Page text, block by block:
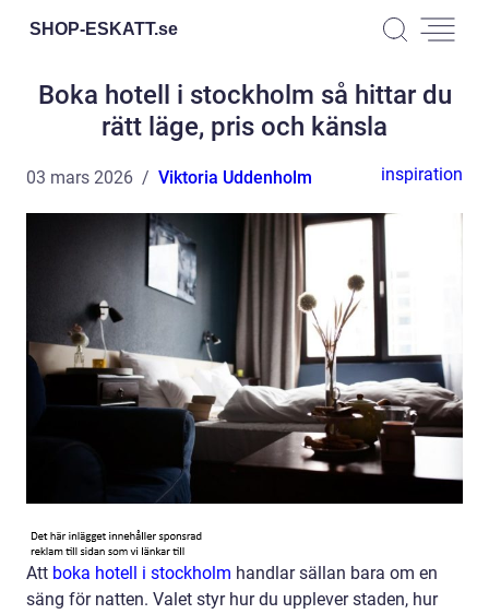
SHOP-ESKATT.se
Boka hotell i stockholm så hittar du
rätt läge, pris och känsla
03 mars 2026 Viktoria Uddenholm inspiration
Att boka hotell i stockholm handlar sällan bara om en
säng för natten. Valet styr hur du upplever staden, hur